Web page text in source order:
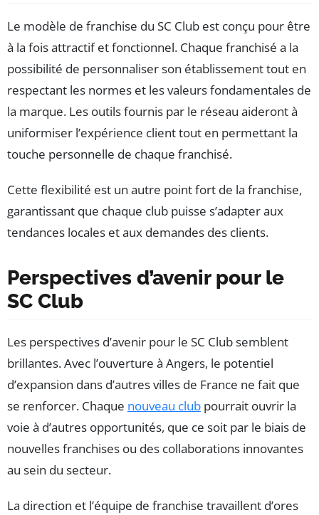
Le modèle de franchise du SC Club est conçu pour être
à la fois attractif et fonctionnel. Chaque franchisé a la
possibilité de personnaliser son établissement tout en
respectant les normes et les valeurs fondamentales de
la marque. Les outils fournis par le réseau aideront à
uniformiser l’expérience client tout en permettant la
touche personnelle de chaque franchisé.
Cette flexibilité est un autre point fort de la franchise,
garantissant que chaque club puisse s’adapter aux
tendances locales et aux demandes des clients.
Perspectives d’avenir pour le
SC Club
Les perspectives d’avenir pour le SC Club semblent
brillantes. Avec l’ouverture à Angers, le potentiel
d’expansion dans d’autres villes de France ne fait que
se renforcer. Chaque nouveau club pourrait ouvrir la
voie à d’autres opportunités, que ce soit par le biais de
nouvelles franchises ou des collaborations innovantes
au sein du secteur.
La direction et l’équipe de franchise travaillent d’ores